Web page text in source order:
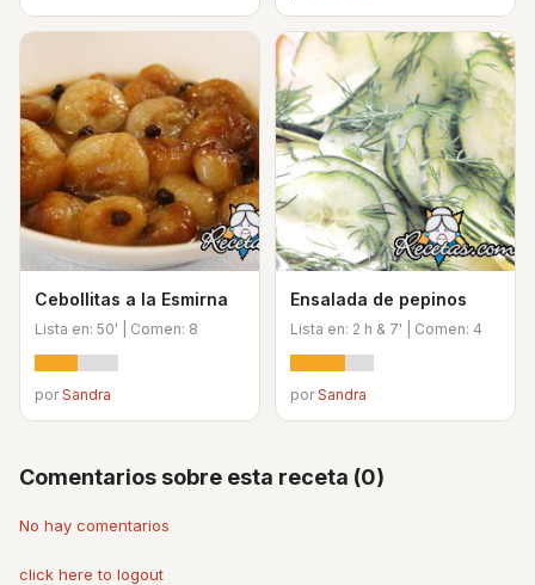
Cebollitas a la Esmirna
Lista en: 50' | Comen: 8
porSandra
Ensalada de pepinos
Lista en: 2 h & 7' | Comen: 4
porSandra
Comentarios sobre esta receta (0)
No hay comentarios
click here to logout